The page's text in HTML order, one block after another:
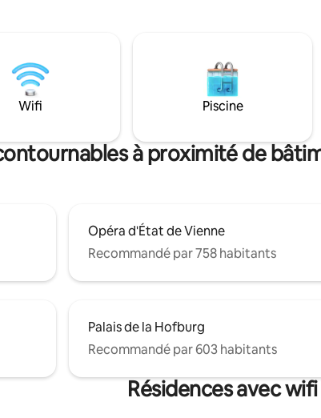
qui veulent avoir des moments
! Il suffit de prendre votre
avec relaaaaaaax MAINTENANT !
accessibles à pied. La station de
juste à côté
ville et à ses
nous pensons
Wifi Piscine
à proximité de
Opéra d'État de Vienne
Recommandé par 758 habitants
Palais de la Hofburg
Recommandé par 603 habitants
Résidences avec wifi